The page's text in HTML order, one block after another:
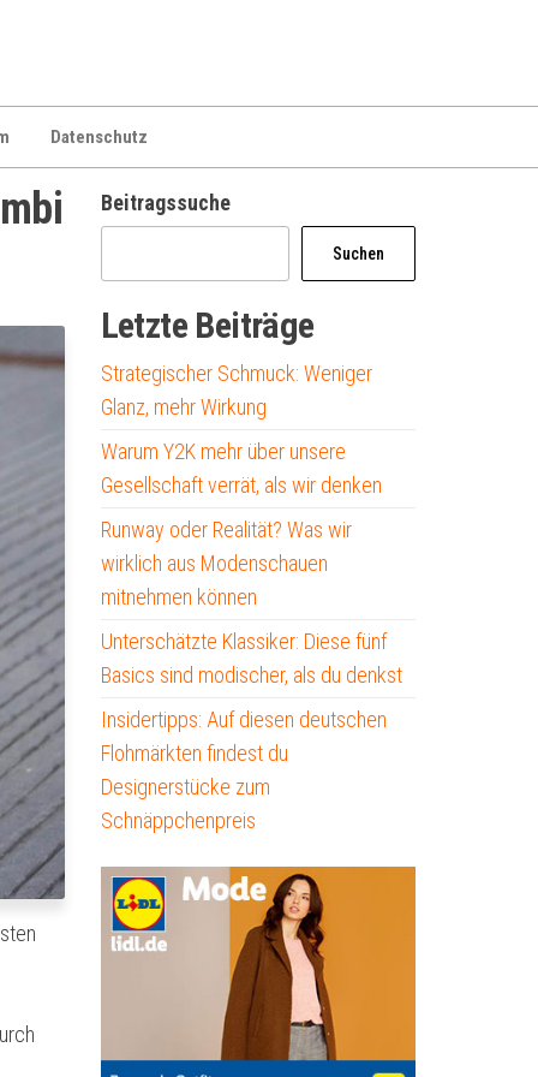
Datenschutz
Beitragssuche
Suchen
Letzte Beiträge
Strategischer Schmuck: Weniger
Glanz, mehr Wirkung
Warum Y2K mehr über unsere
Gesellschaft verrät, als wir denken
Runway oder Realität? Was wir
wirklich aus Modenschauen
mitnehmen können
Unterschätzte Klassiker: Diese fünf
Basics sind modischer, als du denkst
Insidertipps: Auf diesen deutschen
Flohmärkten findest du
Designerstücke zum
Schnäppchenpreis